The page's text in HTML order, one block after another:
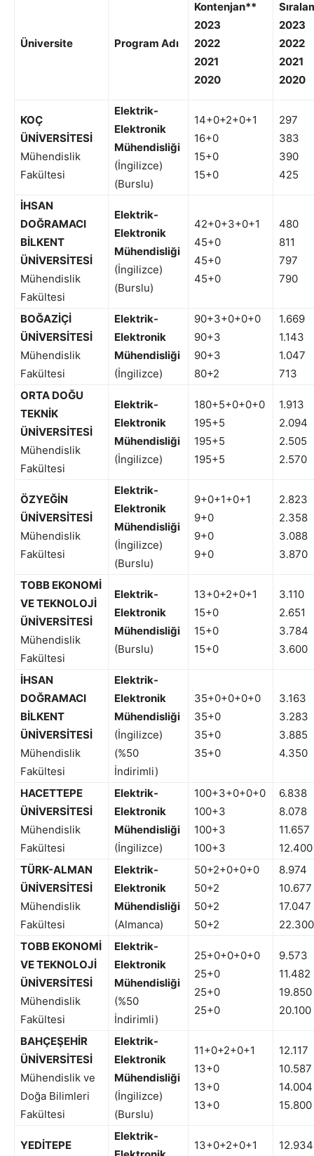
Üniversite Program Adı
Kontenjan**
2023
2022
2021
2020
2023
2022
2021
2020
KOÇ
ÜNİVERSİTESİ
Mühendislik
Fakültesi
Elektrik-
Elektronik
Mühendisliği
(İngilizce)
(Burslu)
14+0+2+0+1
16+0
15+0
15+0
297
383
390
425
İHSAN
DOĞRAMACI
BİLKENT
ÜNİVERSİTESİ
Mühendislik
Fakültesi
Elektrik-
Elektronik
Mühendisliği
(İngilizce)
(Burslu)
42+0+3+0+1
45+0
45+0
45+0
480
811
797
790
BOĞAZİÇİ
ÜNİVERSİTESİ
Mühendislik
Fakültesi
Elektrik-
Elektronik
Mühendisliği
(İngilizce)
90+3+0+0+0
90+3
90+3
80+2
1.669
1.143
1.047
713
ORTA DOĞU
TEKNİK
ÜNİVERSİTESİ
Mühendislik
Fakültesi
Elektrik-
Elektronik
Mühendisliği
(İngilizce)
180+5+0+0+0
195+5
195+5
195+5
1.913
2.094
2.505
2.570
ÖZYEĞİN
ÜNİVERSİTESİ
Mühendislik
Fakültesi
Elektrik-
Elektronik
Mühendisliği
(İngilizce)
(Burslu)
9+0+1+0+1
9+0
9+0
9+0
2.823
2.358
3.088
3.870
TOBB EKONOMİ
VE TEKNOLOJİ
ÜNİVERSİTESİ
Mühendislik
Fakültesi
Elektrik-
Elektronik
Mühendisliği
(Burslu)
13+0+2+0+1
15+0
15+0
15+0
3.110
2.651
3.784
3.600
İHSAN
DOĞRAMACI
BİLKENT
ÜNİVERSİTESİ
Mühendislik
Fakültesi
Elektrik-
Elektronik
Mühendisliği
(İngilizce)
(%50
İndirimli)
35+0+0+0+0
35+0
35+0
35+0
3.163
3.283
3.885
4.350
HACETTEPE
ÜNİVERSİTESİ
Mühendislik
Fakültesi
Elektrik-
Elektronik
Mühendisliği
(İngilizce)
100+3+0+0+0
100+3
100+3
100+3
6.838
8.078
11.657
12.400
TÜRK-ALMAN
ÜNİVERSİTESİ
Mühendislik
Fakültesi
Elektrik-
Elektronik
Mühendisliği
(Almanca)
50+2+0+0+0
50+2
50+2
50+2
8.974
10.677
17.047
22.300
TOBB EKONOMİ
VE TEKNOLOJİ
ÜNİVERSİTESİ
Mühendislik
Fakültesi
Elektrik-
Elektronik
Mühendisliği
(%50
İndirimli)
25+0+0+0+0
25+0
25+0
25+0
9.573
11.482
19.850
20.100
BAHÇEŞEHİR
ÜNİVERSİTESİ
Mühendislik ve
Doğa Bilimleri
Fakültesi
Elektrik-
Elektronik
Mühendisliği
(İngilizce)
(Burslu)
11+0+2+0+1
13+0
13+0
13+0
12.117
10.587
14.004
15.800
YEDİTEPE
Elektrik-
13+0+2+0+1 12.934